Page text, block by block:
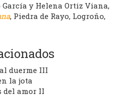
y Helena Ortiz Viana,
, Piedra de Rayo, Logroño,
duerme III
la jota
del amor II